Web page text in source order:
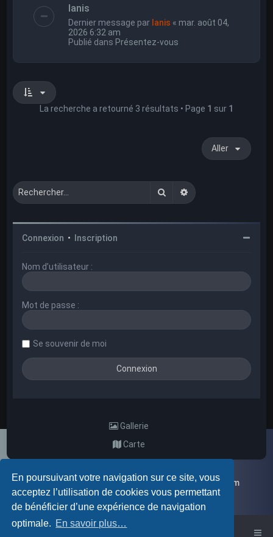
En poursuivant votre navigation sur ce site, vous
acceptez l’utilisation de cookies vous permettant
de bénéficier d’une expérience de navigation
optimale. En savoir plus…
Ianis
Dernier message par Ianis « mar. août 04,
2026 6:32 am
Publié dans Présentez-vous
La recherche a retourné 3 résultats • Page 1 sur 1
Aller
RechercherRecherche avancée
Connexion • Inscription
Nom d’utilisateur :
Mot de passe :
Se souvenir de moi
Gallerie
Carte
Galerie d'images aléatoires des membres du forum